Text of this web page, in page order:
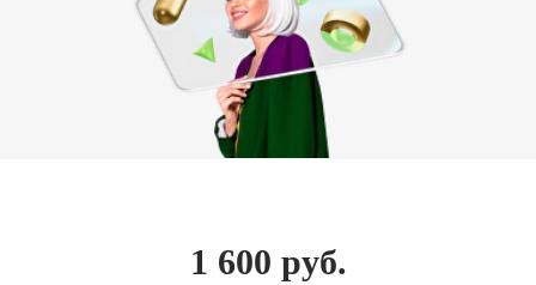
1 600 руб.